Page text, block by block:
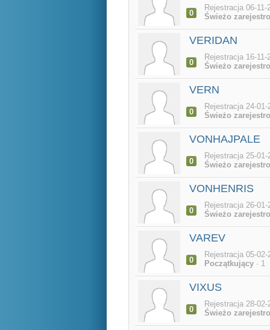
0
Rejestracja 06-11-
Świeżo
VERIDAN
0
Rejestracja 16-11-
Świeżo
VERN
0
Rejestracja 24-
Świeżo
VONHAJPALE
0
Rejestracja 25-
Świeżo
VONHENRIS
0
Rejestracja 26-
Świeżo
VAREV
0
Rejestracja 05-
Początkujący· 1
VIXUS
0
Rejestracja 28-
Świeżo